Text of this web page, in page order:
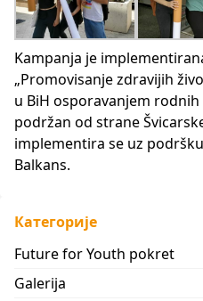
Kampanja je
„Promovisanje zdravijih
u BiH osporavanjem
podržan od strane
implementira se uz
Balkans.
Категорије
Future for Youth pokret
Galerija